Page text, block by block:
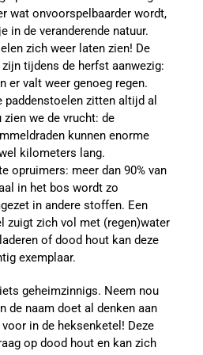
wat onvoorspelbaarder wordt,
in de veranderende natuur.
zich weer laten zien! De
tijdens de herfst aanwezig:
er valt weer genoeg regen.
paddenstoelen zitten altijd al
we de vrucht: de
kunnen enorme
kilometers lang.
opruimers: meer dan 90% van
in het bos wordt zo
in andere stoffen. Een
zuigt zich vol met (regen)water
of dood hout kan deze
exemplaar.
geheimzinnigs. Neem nou
de naam doet al denken aan
in de heksenketel! Deze
op dood hout en kan zich